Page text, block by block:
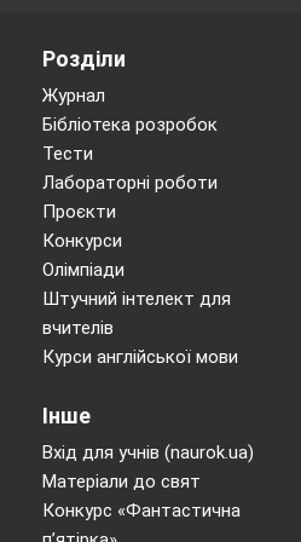
роботи 1 етапу.
проектом
(аналітичний)
завдань.
кінцевого продукту –
роботи 2 етапу.
інформації щодо теми
(практичний)
даних.
проекту.
– сценарій презентації
(презентаційний)
Розділи
Журнал
Бібліотека розробок
Тести
Лабораторні роботи
Проєкти
Конкурси
Олімпіади
Штучний інтелект для
вчителів
Курси англійської мови
Інше
Вхід для учнів (naurok.ua)
Матеріали до свят
Конкурс «Фантастична